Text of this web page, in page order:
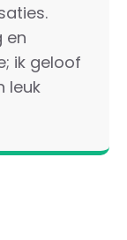
en
ik geloof
leuk